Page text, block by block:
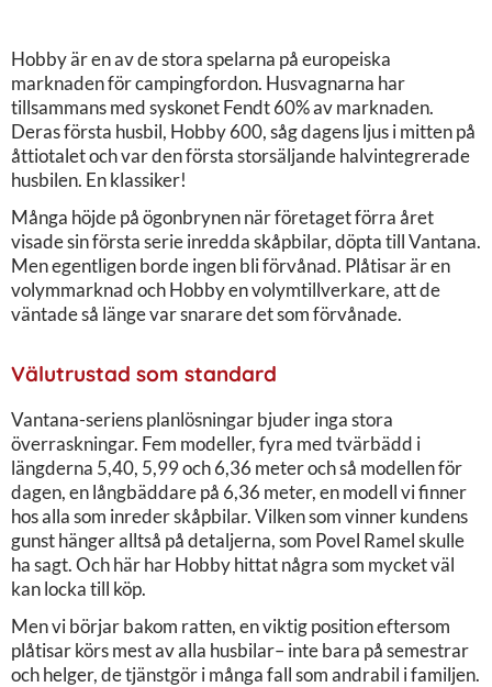
Hobby är en av de stora spelarna på europeiska
marknaden för campingfordon. Husvagnarna har
tillsammans med syskonet Fendt 60% av marknaden.
Deras första husbil, Hobby 600, såg dagens ljus i mitten på
åttiotalet och var den första storsäljande halvintegrerade
husbilen. En klassiker!
Många höjde på ögonbrynen när företaget förra året
visade sin första serie inredda skåpbilar, döpta till Vantana.
Men egentligen borde ingen bli förvånad. Plåtisar är en
volymmarknad och Hobby en volymtillverkare, att de
väntade så länge var snarare det som förvånade.
Välutrustad som standard
Vantana-seriens planlösningar bjuder inga stora
överraskningar. Fem modeller, fyra med tvärbädd i
längderna 5,40, 5,99 och 6,36 meter och så modellen för
dagen, en långbäddare på 6,36 meter, en modell vi finner
hos alla som inreder skåpbilar. Vilken som vinner kundens
gunst hänger alltså på detaljerna, som Povel Ramel skulle
ha sagt. Och här har Hobby hittat några som mycket väl
kan locka till köp.
Men vi börjar bakom ratten, en viktig position eftersom
plåtisar körs mest av alla husbilar– inte bara på semestrar
och helger, de tjänstgör i många fall som andrabil i familjen.